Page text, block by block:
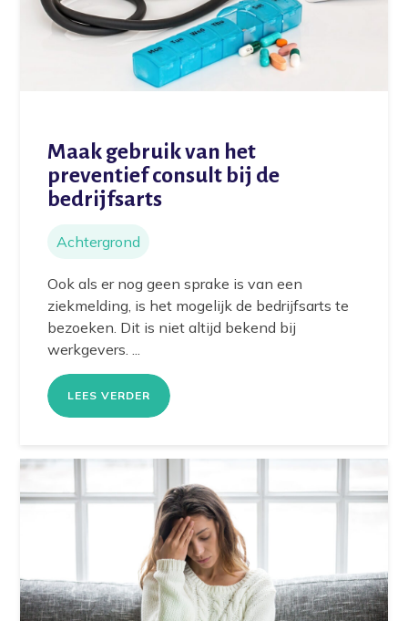
Maak gebruik van het
preventief consult bij de
bedrijfsarts
Achtergrond
Ook als er nog geen sprake is van een
ziekmelding, is het mogelijk de bedrijfsarts te
bezoeken. Dit is niet altijd bekend bij
werkgevers. ...
LEES VERDER